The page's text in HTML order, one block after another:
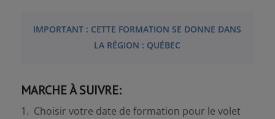
IMPORTANT : CETTE FORMATION SE DONNE DANS
LA RÉGION : QUÉBEC
MARCHE À SUIVRE:
1. Choisir votre date de formation pour le volet